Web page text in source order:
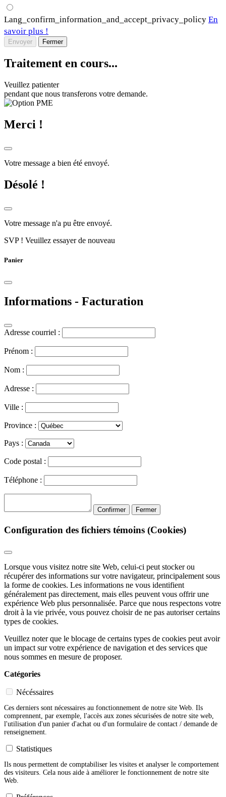
Lang_confirm_information_and_accept_privacy_policy En
savoir plus !
Envoyer Fermer
Traitement en cours...
Veuillez patienter
pendant que nous transferons votre demande.
Merci !
Votre message a bien été envoyé.
Désolé !
Votre message n'a pu être envoyé.
SVP ! Veuillez essayer de nouveau
Panier
Informations - Facturation
Adresse courriel :
Prénom :
Nom :
Adresse :
Ville :
Province :
Pays :
Code postal :
Téléphone :
Confirmer Fermer
Configuration des fichiers témoins (Cookies)
Lorsque vous visitez notre site Web, celui-ci peut stocker ou
récupérer des informations sur votre navigateur, principalement sous
la forme de cookies. Les informations ne vous identifient
généralement pas directement, mais elles peuvent vous offrir une
expérience Web plus personnalisée. Parce que nous respectons votre
droit à la vie privée, vous pouvez choisir de ne pas autoriser certains
types de cookies.
Veuillez noter que le blocage de certains types de cookies peut avoir
un impact sur votre expérience de navigation et des services que
nous sommes en mesure de proposer.
Catégories
Nécéssaires
Ces derniers sont nécessaires au fonctionnement de notre site Web. Ils
comprennent, par exemple, l'accès aux zones sécurisées de notre site web,
l'utilisation d'un panier d'achat ou d'un formulaire de contact / demande de
renseignement.
Statistiques
Ils nous permettent de comptabiliser les visites et analyser le comportement
des visiteurs. Cela nous aide à améliorer le fonctionnement de notre site
Web.